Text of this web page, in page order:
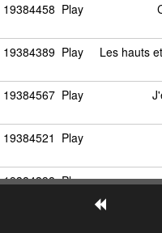
19384458 Play
19384389 Play Les hauts
19384567 Play
19384521 Play
19384398 Play